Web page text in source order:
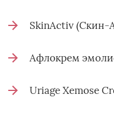
SkinActiv (Скин-
Афлокрем
Uriage Xemose